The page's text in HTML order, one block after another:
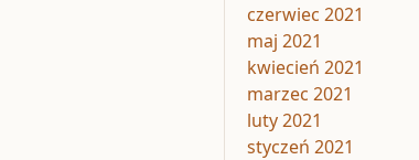
czerwiec 2021
maj 2021
kwiecień 2021
marzec 2021
luty 2021
styczeń 2021